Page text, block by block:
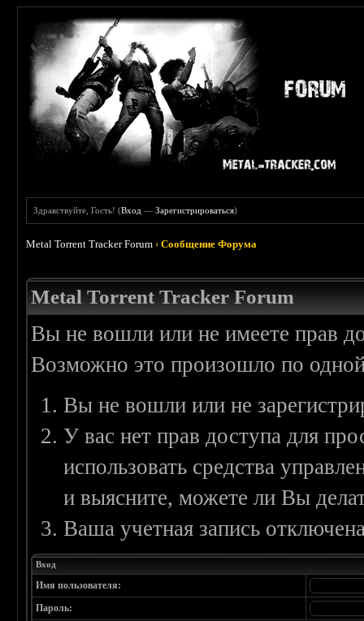
Здравствуйте, Гость! (Вход —Зарегистрироваться)
Metal Torrent Tracker Forum ›Сообщение Форума
Metal Torrent Tracker Forum
Вы не вошли или не имеете прав
Возможно это произошло по
Вы не вошли или не
У вас нет прав доступа для
использовать средства
и выясните, можете ли Вы
Ваша учетная запись
Вход
Имя пользователя:
Пароль: